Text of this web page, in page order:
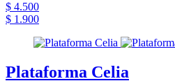
$ 4.500
$ 1.900
Plataforma Celia